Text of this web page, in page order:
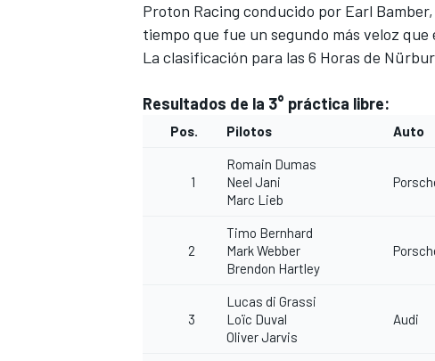
Proton Racing conducido por Earl
tiempo que fue un segundo más veloz
La clasificación para las 6 Horas de
Resultados de la 3° práctica libre:
Pos. Pilotos Auto
1
Romain Dumas
Neel Jani
Marc Lieb
2
Timo Bernhard
Mark Webber
Brendon Hartley
3
Lucas di Grassi
Loïc Duval
Oliver Jarvis
Audi